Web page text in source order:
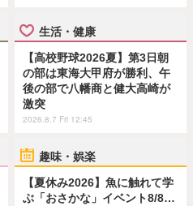
生活・健康
【高校野球2026夏】第3日朝
の部は東海大甲府が勝利、午
後の部で八幡商と健大高崎が
激突
2026.8.7 Fri 12:45
趣味・娯楽
【夏休み2026】魚に触れて学
ぶ「おさかな」イベント8/8…